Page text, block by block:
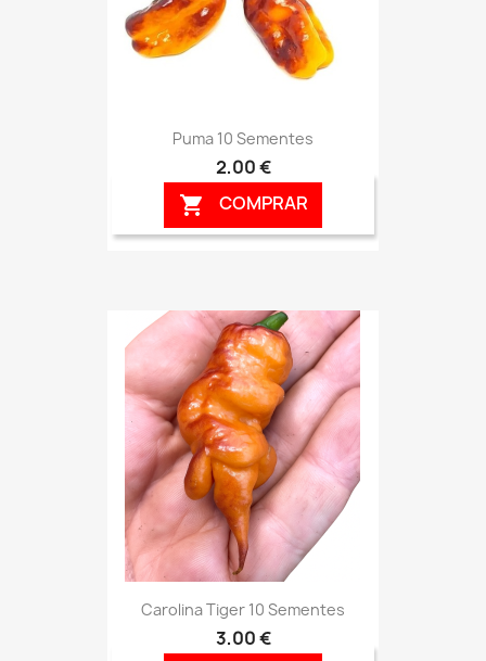
Puma 10 Sementes
2,00 €
 COMPRAR
Carolina Tiger 10 Sementes
3,00 €